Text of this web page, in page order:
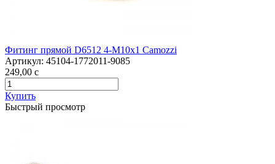
Фитинг прямой D6512 4-M10x1 Camozzi
Артикул: 45104-1772011-9085
249,00 c
Купить
Быстрый просмотр